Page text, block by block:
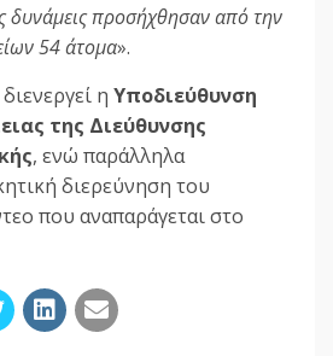
δυνάμεις προσήχθησαν από την
54 άτομα».
η Υποδιεύθυνση
της Διεύθυνσης
, ενώ παράλληλα
διερεύνηση του
που αναπαράγεται στο